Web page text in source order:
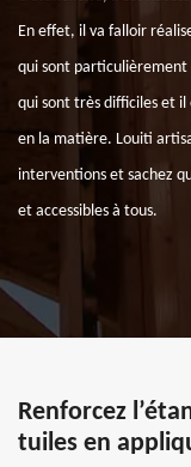
En effet, il va falloir
qui sont particulièrement
qui sont très difficiles et il
en la matière. Louiti
interventions et sachez
et accessibles à tous.
Renforcez
tuiles en